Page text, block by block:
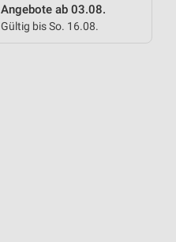
Angebote ab 03.08.
Gültig bis So. 16.08.